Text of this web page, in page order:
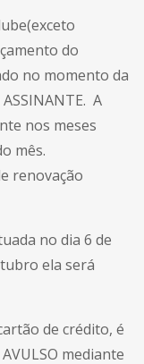
do
no momento da
A
nos meses
mês.
renovação
no dia 6 de
ela será
de crédito, é
mediante